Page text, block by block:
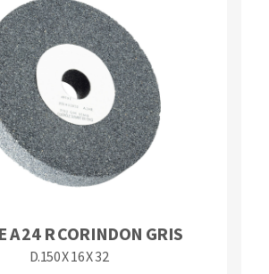
A 24 R CORINDON GRIS
D.150 X 16 X 32